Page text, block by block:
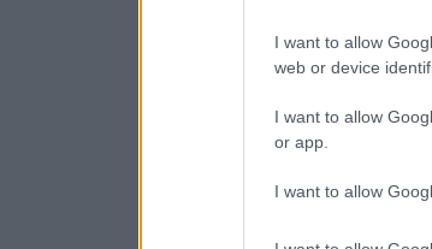
I want to allow
web or device
I want to allow
or app.
I want to allow
Μπορεί, ωστόσο, το
μείναμε και εντελώς
άλλωστε, βασικό και
συνοδεύει ιδανικά τα